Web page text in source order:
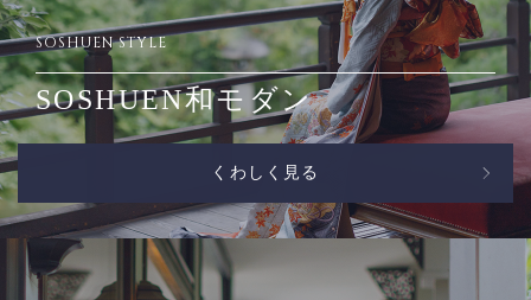
SOSHUEN STYLE
SOSHUEN和モダン
くわしく見る